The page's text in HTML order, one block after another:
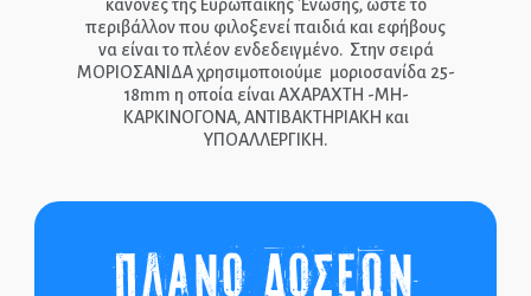
κανόνες της Ευρωπαϊκής Ένωσης, ώστε το
περιβάλλον που φιλοξενεί παιδιά και εφήβους
να είναι το πλέον ενδεδειγμένο. Στην σειρά
ΜΟΡΙΟΣΑΝΙΔΑ χρησιμοποιούμε μοριοσανίδα 25-
18mm η οποία είναι ΑΧΑΡΑΧΤΗ -ΜΗ-
ΚΑΡΚΙΝΟΓΟΝΑ, ΑΝΤΙΒΑΚΤΗΡΙΑΚΗ και
ΥΠΟΑΛΛΕΡΓΙΚΗ.